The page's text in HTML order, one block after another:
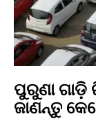
ପୁରୁଣା
ଜାଣନ୍ତୁ